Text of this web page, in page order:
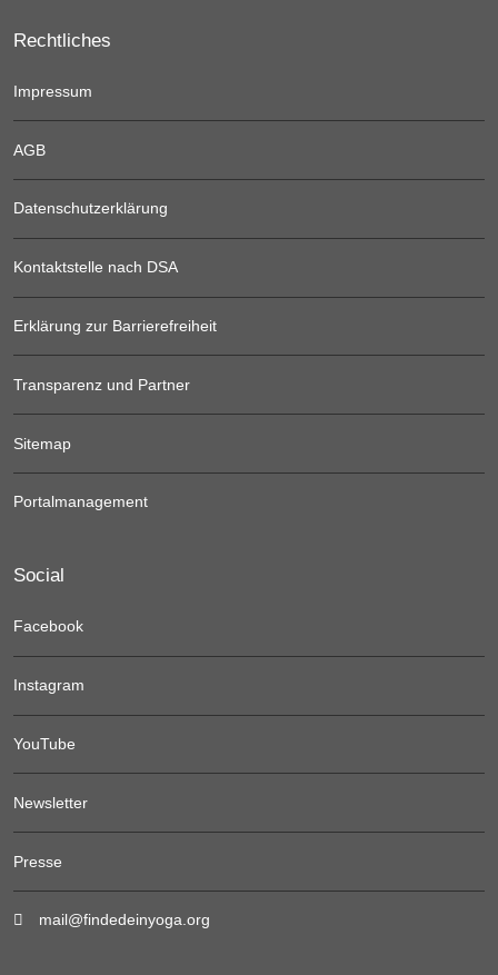
Rechtliches
Impressum
AGB
Datenschutzerklärung
Kontaktstelle nach DSA
Erklärung zur Barrierefreiheit
Transparenz und Partner
Sitemap
Portalmanagement
Social
Facebook
Instagram
YouTube
Newsletter
Presse
mail@findedeinyoga.org